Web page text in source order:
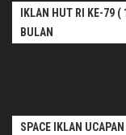
IKLAN HUT RI KE-79
BULAN
SPACE IKLAN